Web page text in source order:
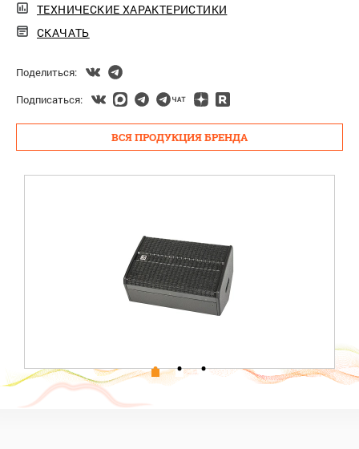
ТЕХНИЧЕСКИЕ ХАРАКТЕРИСТИКИ
СКАЧАТЬ
Поделиться:
Подписаться:
ВСЯ ПРОДУКЦИЯ БРЕНДА